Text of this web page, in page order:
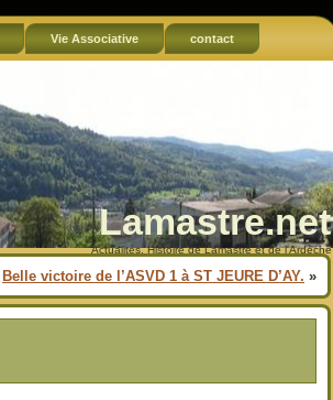
Vie Associative contact
Lamastre.net
Actualités, Histoire de Lamastre et de l'Ardèche
Belle victoire de l’ASVD 1 à ST JEURE D’AY. »